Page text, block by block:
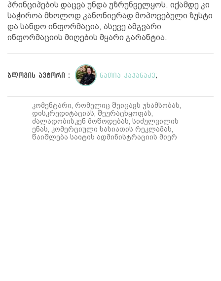
პრინციპების დაცვა უნდა უზრუნველყოს. იქამდე კი
საჭიროა მხოლოდ კანონიერად მოპოვებული ზუსტი
და სანდო ინფორმაცია, ასევე ამგვარი
ინფორმაციის მიღების მყარი გარანტია.
ბლოგის ავტორი : ნათია კაპანაძე ;
კომენტარი, რომელიც შეიცავს უხამსობას,
დისკრედიტაციას, შეურაცხყოფას,
ძალადობისკენ მოწოდებას, სიძულვილის
ენას, კომერციული ხასიათის რეკლამას,
წაიშლება საიტის ადმინისტრაციის მიერ